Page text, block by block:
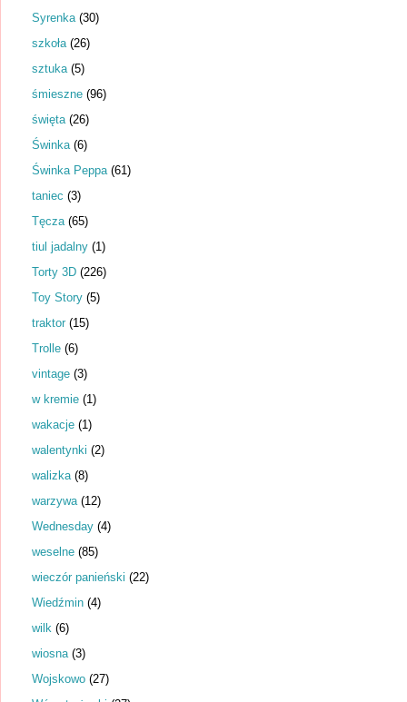
Syrenka (30)
szkoła (26)
sztuka (5)
śmieszne (96)
święta (26)
Świnka (6)
Świnka Peppa (61)
taniec (3)
Tęcza (65)
tiul jadalny (1)
Torty 3D (226)
Toy Story (5)
traktor (15)
Trolle (6)
vintage (3)
w kremie (1)
wakacje (1)
walentynki (2)
walizka (8)
warzywa (12)
Wednesday (4)
weselne (85)
wieczór panieński (22)
Wiedźmin (4)
wilk (6)
wiosna (3)
Wojskowo (27)